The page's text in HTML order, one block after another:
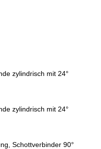
zylindrisch mit 24°
zylindrisch mit 24°
Schottverbinder 90°